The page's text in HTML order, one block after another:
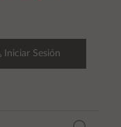
Iniciar Sesión